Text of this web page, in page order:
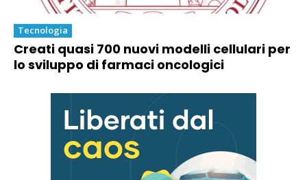
Tecnologia
Creati quasi 700 nuovi modelli cellulari per
lo sviluppo di farmaci oncologici